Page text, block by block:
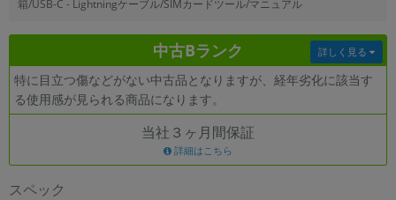
箱/USB-C - Lightningケーブル/SIMカードツール/マニュアル
中古Bランク
特に目立つ傷などがない中古品となりますが、経年劣化に該当す
る使用感が見られる商品になります。
詳しく見る
当社３ヶ月間保証
詳細はこちら
スペック
OSの絞り込み
メモリ